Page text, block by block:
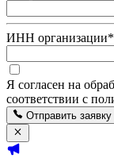
ИНН организации*
Я согласен на
соответствии с
Отправить заявку